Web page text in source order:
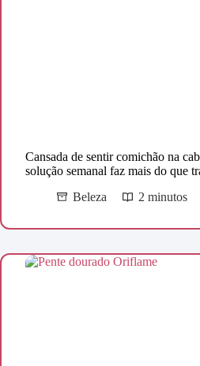
Cansada de sentir comichão na
solução semanal faz mais do que
Beleza
2 minutos